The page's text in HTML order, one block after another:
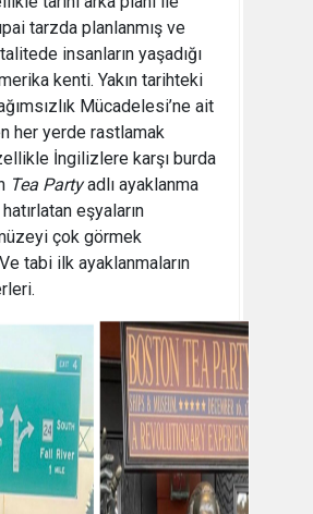
tarzda planlanmış ve
insanların yaşadığı
kenti. Yakın tarihteki
Mücadelesi’ne ait
her yerde rastlamak
İngilizlere karşı burda
Tea Partyadlı ayaklanma
eşyaların
çok görmek
tabi ilk ayaklanmaların